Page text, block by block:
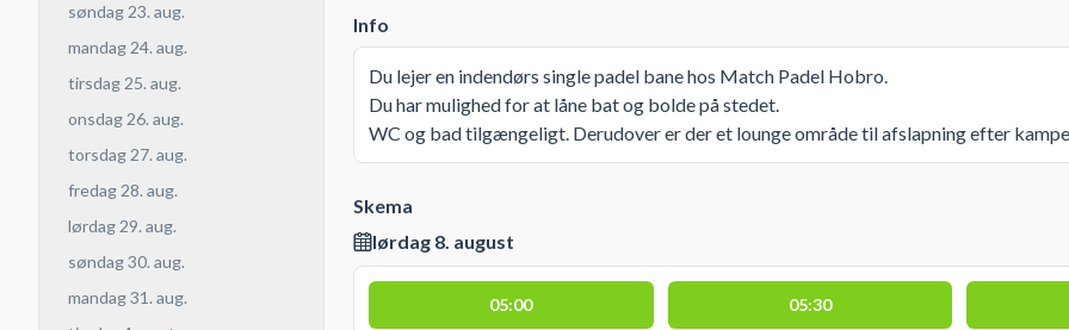
søndag 23. aug.
mandag 24. aug.
tirsdag 25. aug.
onsdag 26. aug.
torsdag 27. aug.
fredag 28. aug.
lørdag 29. aug.
søndag 30. aug.
mandag 31. aug.
Info
Du lejer en indendørs single padel bane hos Match Padel Hobro.
Du har mulighed for at låne bat og bolde på stedet.
WC og bad tilgængeligt. Derudover er der et lounge område til afslapning efter
Skema
lørdag 8. august
05:00 05:30